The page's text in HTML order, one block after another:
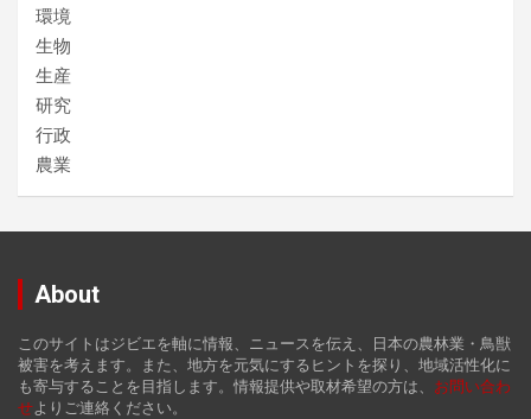
環境
生物
生産
研究
行政
農業
About
このサイトはジビエを軸に情報、ニュースを伝え、日本の農林業・鳥獣
被害を考えます。また、地方を元気にするヒントを探り、地域活性化に
も寄与することを目指します。情報提供や取材希望の方は、 お問い合わ
せよりご連絡ください。